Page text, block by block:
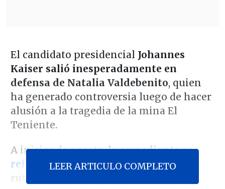
El candidato presidencial Johannes
Kaiser salió inesperadamente en
defensa de Natalia Valdebenito, quien
ha generado controversia luego de hacer
alusión a la tragedia de la mina El
Teniente.
A inicios de agosto,la comediantese
refirió al accidenteen una de sus
rutinas
LEER ARTICULO COMPLETO